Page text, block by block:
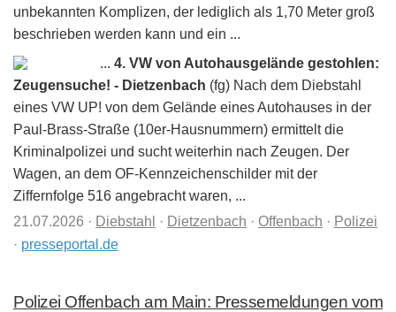
unbekannten Komplizen, der lediglich als 1,70 Meter groß
beschrieben werden kann und ein ...
... 4. VW von Autohausgelände gestohlen:
Zeugensuche! - Dietzenbach (fg) Nach dem Diebstahl
eines VW UP! von dem Gelände eines Autohauses in der
Paul-Brass-Straße (10er-Hausnummern) ermittelt die
Kriminalpolizei und sucht weiterhin nach Zeugen. Der
Wagen, an dem OF-Kennzeichenschilder mit der
Ziffernfolge 516 angebracht waren, ...
21.07.2026 · Diebstahl · Dietzenbach · Offenbach · Polizei
· presseportal.de
Polizei Offenbach am Main: Pressemeldungen vom